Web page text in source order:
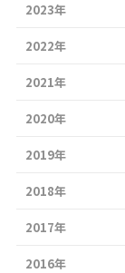
2023年
2022年
2021年
2020年
2019年
2018年
2017年
2016年